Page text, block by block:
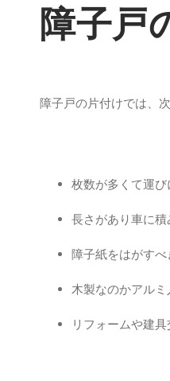
障子戸
障子戸の片付けでは、
枚数が多くて運び
長さがあり車に積
障子紙をはがすべ
木製なのかアル
リフォームや建